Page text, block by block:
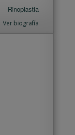
Rinoplastia
Ver biografía